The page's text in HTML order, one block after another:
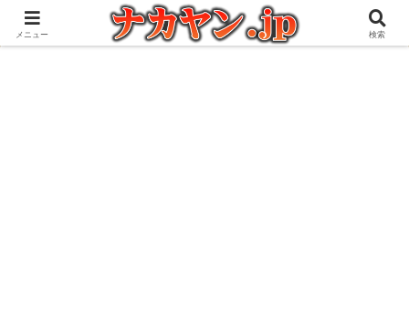
アウトドアとガジェット好きな管理人の愉快な日々を綴るブログ
メニュー 検索